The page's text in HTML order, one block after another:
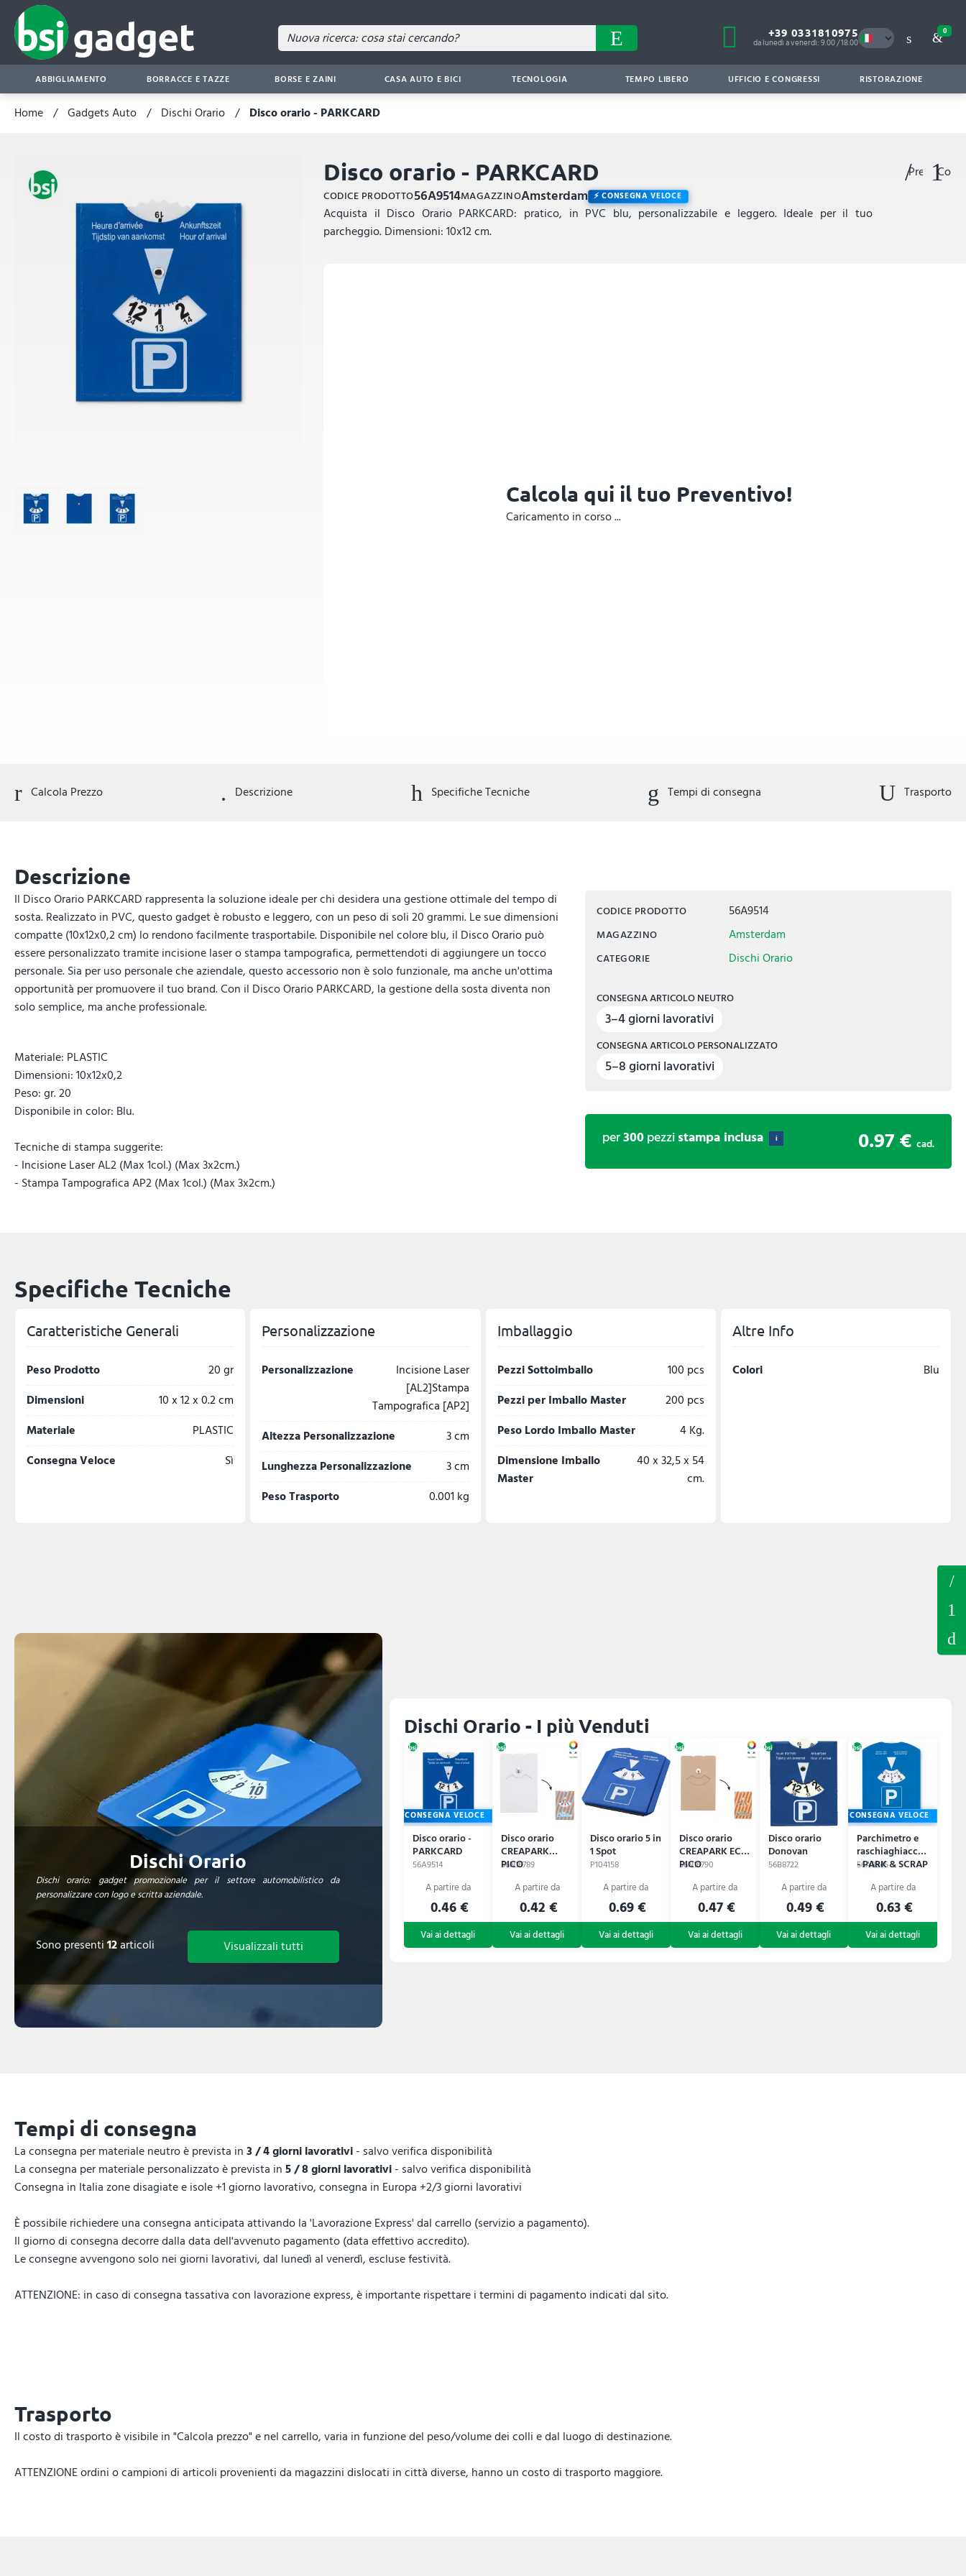
+39 0331810975
da lunedì a venerdì: 9.00 / 18.00
0
ABBIGLIAMENTO BORRACCE E TAZZE BORSE E ZAINI CASA AUTO E BICI TECNOLOGIA TEMPO LIBERO UFFICIO E CONGRESSI RISTORAZIONE
Home Gadgets Auto Dischi Orario Disco orario - PARKCARD
Disco orario - PARKCARD
CODICE PRODOTTO56A9514MAGAZZINOAmsterdam CONSEGNA VELOCE
Acquista il Disco Orario PARKCARD: pratico, in PVC blu, personalizzabile e leggero. Ideale per il tuo
parcheggio. Dimensioni: 10x12 cm.
Preferiti
Calcola qui il tuo Preventivo!
Caricamento in corso ...
Calcola Prezzo Descrizione Specifiche Tecniche Tempi di consegna Trasporto
Descrizione
Il Disco Orario PARKCARD rappresenta la soluzione ideale per chi desidera una gestione ottimale del tempo di
sosta. Realizzato in PVC, questo gadget è robusto e leggero, con un peso di soli 20 grammi. Le sue dimensioni
compatte (10x12x0,2 cm) lo rendono facilmente trasportabile. Disponibile nel colore blu, il Disco Orario può
essere personalizzato tramite incisione laser o stampa tampografica, permettendoti di aggiungere un tocco
personale. Sia per uso personale che aziendale, questo accessorio non è solo funzionale, ma anche un'ottima
opportunità per promuovere il tuo brand. Con il Disco Orario PARKCARD, la gestione della sosta diventa non
solo semplice, ma anche professionale.
Materiale: PLASTIC
Dimensioni: 10x12x0,2
Peso: gr. 20
Disponibile in color: Blu.
Tecniche di stampa suggerite:
- Incisione Laser AL2 (Max 1col.) (Max 3x2cm.)
- Stampa Tampografica AP2 (Max 1col.) (Max 3x2cm.)
CODICE PRODOTTO 56A9514
MAGAZZINO Amsterdam
CATEGORIE Dischi Orario
CONSEGNA ARTICOLO NEUTRO
3–4 giorni lavorativi
CONSEGNA ARTICOLO PERSONALIZZATO
5–8 giorni lavorativi
per300pezzistampa inclusa i 0.97 € cad.
Specifiche Tecniche
Caratteristiche Generali
Peso Prodotto
20 gr
Dimensioni
10 x 12 x 0.2 cm
Materiale
PLASTIC
Consegna Veloce
Sì
Personalizzazione
Personalizzazione
Incisione Laser
[AL2]Stampa
Tampografica [AP2]
Altezza Personalizzazione
3 cm
Lunghezza Personalizzazione
3 cm
Peso Trasporto
0.001 kg
Imballaggio
Pezzi Sottoimballo
100 pcs
Pezzi per Imballo Master
200 pcs
Peso Lordo Imballo Master
4 Kg.
Dimensione Imballo
Master
40 x 32,5 x 54
cm.
Altre Info
Colori Blu
Dischi Orario
Dischi orario: gadget promozionale per il settore automobilistico da
personalizzare con logo e scritta aziendale.
Sono presenti12articoli Visualizzali tutti
Dischi Orario - I più Venduti
CONSEGNA VELOCE
Disco orario -
PARKCARD
56A9514
0.46 €
Disco orario
CREAPARK
PICO
56N16789
0.42 €
Disco orario 5 in
1 Spot
P104158
0.69 €
Disco orario
CREAPARK ECO
PICO
56N16790
0.47 €
Disco orario
Donovan
56B8722
0.49 €
CONSEGNA VELOCE
Parchimetro e
raschiaghiaccio
- PARK & SCRAP
56A8945
0.63 €
Tempi di consegna
La consegna per materiale neutro è prevista in3 / 4 giorni lavorativi- salvo verifica disponibilità
La consegna per materiale personalizzato è prevista in5 / 8 giorni lavorativi- salvo verifica disponibilità
Consegna in Italia zone disagiate e isole +1 giorno lavorativo, consegna in Europa +2/3 giorni lavorativi
È possibile richiedere una consegna anticipata attivando la 'Lavorazione Express' dal carrello (servizio a pagamento).
Il giorno di consegna decorre dalla data dell'avvenuto pagamento (data effettivo accredito).
Le consegne avvengono solo nei giorni lavorativi, dal lunedì al venerdì, escluse festività.
ATTENZIONE: in caso di consegna tassativa con lavorazione express, è importante rispettare i termini di pagamento indicati dal sito.
Trasporto
Il costo di trasporto è visibile in "Calcola prezzo" e nel carrello, varia in funzione del peso/volume dei colli e dal luogo di destinazione.
ATTENZIONE ordini o campioni di articoli provenienti da magazzini dislocati in città diverse, hanno un costo di trasporto maggiore.